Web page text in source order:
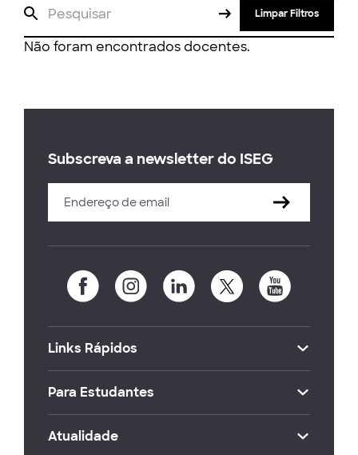
Limpar Filtros
Não foram encontrados docentes.
Subscreva a newsletter do ISEG
Links Rápidos
Para Estudantes
Atualidade